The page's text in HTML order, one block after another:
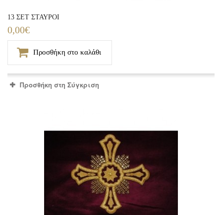
13 ΣΕΤ ΣΤΑΥΡΟΙ
0,00€
Προσθήκη στο καλάθι
Προσθήκη στη Σύγκριση